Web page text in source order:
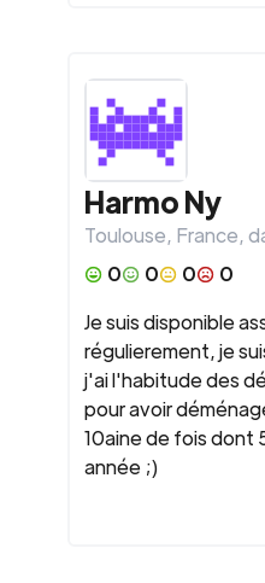
Harmo Ny
Toulouse, France,
0
0 0
0
Je suis disponible
régulierement, je
j'ai l'habitude des
pour avoir
10aine de fois dont
année ;)